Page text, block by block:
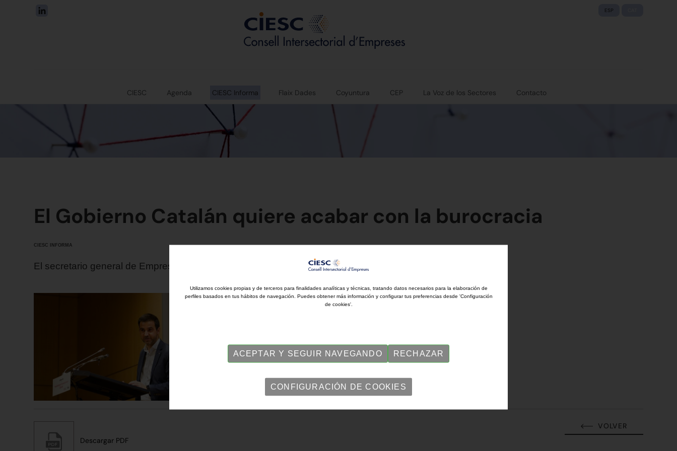
ESP
CIESC Agenda CIESC Informa Flaix Dades Coyuntura CEP La Voz de los Sectores Contacto
El Gobierno Catalán quiere acabar con la burocracia
CIESC INFORMA
El secretario general de Empresa y Trabajo presenta el Plan Finestreta Única Empresarial (FUE).
Descargar PDF
VOLVER
Utilizamos cookies propias y de terceros para finalidades analíticas y técnicas, tratando datos necesarios para la elaboración de
perfiles basados en tus hábitos de navegación. Puedes obtener más información y configurar tus preferencias desde 'Configuración
de cookies'.
ACEPTAR Y SEGUIR NAVEGANDO RECHAZAR
CONFIGURACIÓN DE COOKIES